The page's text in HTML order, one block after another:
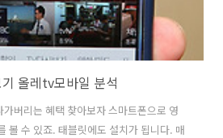
올레tv모바일 분석
버리는 혜택 찾아보자 스마트폰으로 영
볼 수 있죠. 태블릿에도 설치가 됩니다. 매